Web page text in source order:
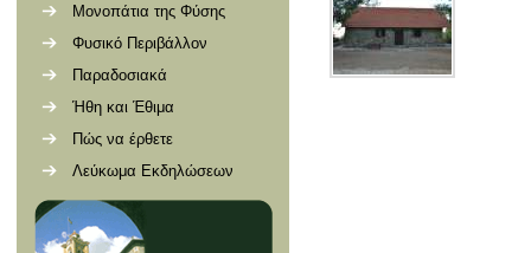
Μονοπάτια της Φύσης
Φυσικό Περιβάλλον
Παραδοσιακά
Ήθη και Έθιμα
Πώς να έρθετε
Λεύκωμα Εκδηλώσεων